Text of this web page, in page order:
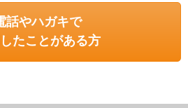
話やハガキで
たことがある方